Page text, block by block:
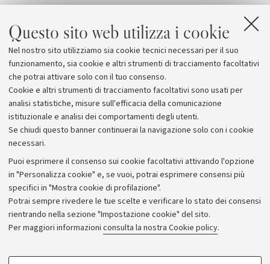
Questo sito web utilizza i cookie
Nel nostro sito utilizziamo sia cookie tecnici necessari per il suo
funzionamento, sia cookie e altri strumenti di tracciamento facoltativi
che potrai attivare solo con il tuo consenso.
Cookie e altri strumenti di tracciamento facoltativi sono usati per
analisi statistiche, misure sull'efficacia della comunicazione
istituzionale e analisi dei comportamenti degli utenti.
Se chiudi questo banner continuerai la navigazione solo con i cookie
necessari.
Puoi esprimere il consenso sui cookie facoltativi attivando l'opzione
in "Personalizza cookie" e, se vuoi, potrai esprimere consensi più
specifici in "Mostra cookie di profilazione".
Potrai sempre rivedere le tue scelte e verificare lo stato dei consensi
rientrando nella sezione "Impostazione cookie" del sito.
Per maggiori informazioni consulta la nostra Cookie policy.
COOKIE DI PROFILAZIONE - FACOLTATIVI
Archivio
Comunicati stampa
Redazione
Rassegna stampa